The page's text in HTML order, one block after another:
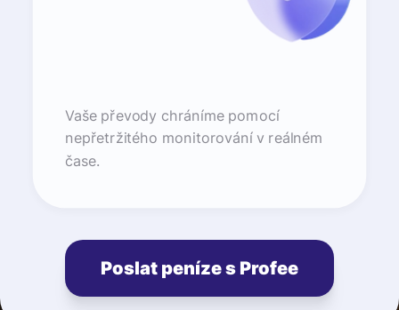
Vaše převody chráníme pomocí
nepřetržitého monitorování v reálném
čase.
Poslat peníze s Profee